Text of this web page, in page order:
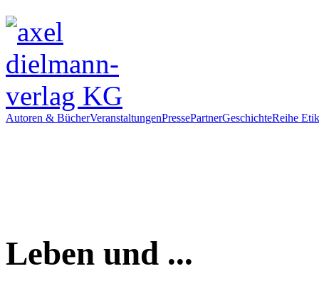
Autoren & BücherVeranstaltungenPressePartnerGeschichteReihe
Leben und ...